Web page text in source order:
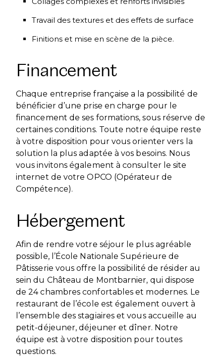
Travail des textures et des effets de surface
Finitions et mise en scène de la pièce.
Financement
Chaque entreprise française a la possibilité de
bénéficier d’une prise en charge pour le
financement de ses formations, sous réserve de
certaines conditions. Toute notre équipe reste
à votre disposition pour vous orienter vers la
solution la plus adaptée à vos besoins. Nous
vous invitons également à consulter le site
internet de votre OPCO (Opérateur de
Compétence).
Hébergement
Afin de rendre votre séjour le plus agréable
possible, l’École Nationale Supérieure de
Pâtisserie vous offre la possibilité de résider au
sein du Château de Montbarnier, qui dispose
de 24 chambres confortables et modernes. Le
restaurant de l’école est également ouvert à
l’ensemble des stagiaires et vous accueille au
petit-déjeuner, déjeuner et dîner. Notre
équipe est à votre disposition pour toutes
questions.